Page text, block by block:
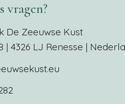
vragen?
De Zeeuwse Kust
| 4326 LJ Renesse |